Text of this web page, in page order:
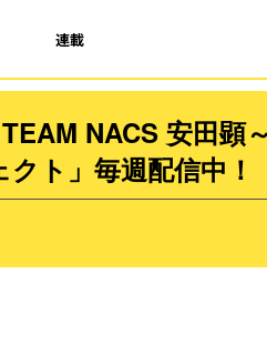
連載
NACS 安田顕
ト」毎週配信中！